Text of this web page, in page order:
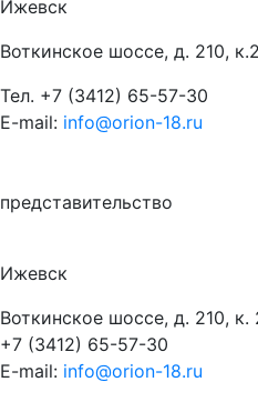
Ижевск
Воткинское шоссе, д. 210, к.2
Тел. +7 (3412) 65-57-30
E-mail: info@orion-18.ru
представительство
Ижевск
Воткинское шоссе, д. 210, к.
+7 (3412) 65-57-30
E-mail: info@orion-18.ru